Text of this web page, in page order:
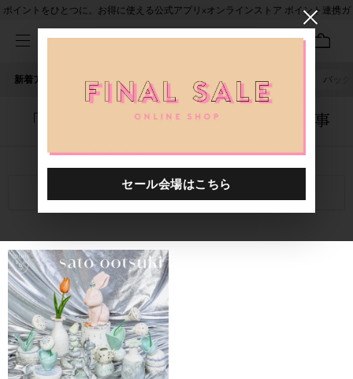
ポイントをひとつに。お得に使える公式アプリ×オンラインストア ポイント連携ガ
新着アイテム 人気ワード セール 40th限定 バッグ
「5042101.2610102.0001」に関する記事
関連キーワード